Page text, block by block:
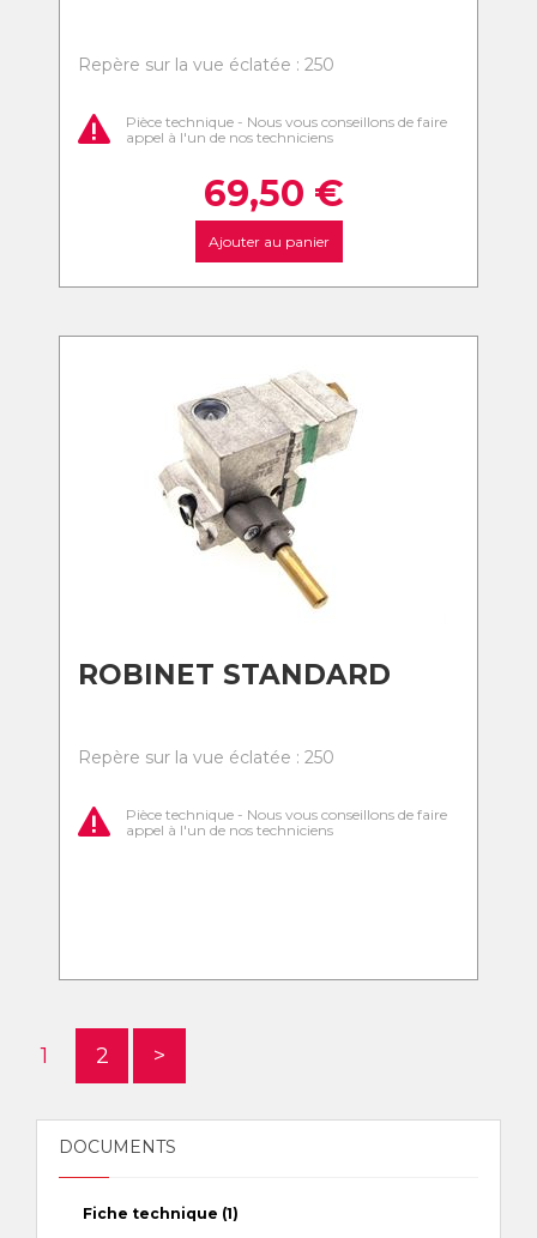
Repère sur la vue éclatée : 250
Pièce technique - Nous vous conseillons de faire
appel à l'un de nos techniciens
69,50 €
Ajouter au panier
ROBINET STANDARD
Repère sur la vue éclatée : 250
Pièce technique - Nous vous conseillons de faire
appel à l'un de nos techniciens
1 2 >
DOCUMENTS
Fiche technique (1)